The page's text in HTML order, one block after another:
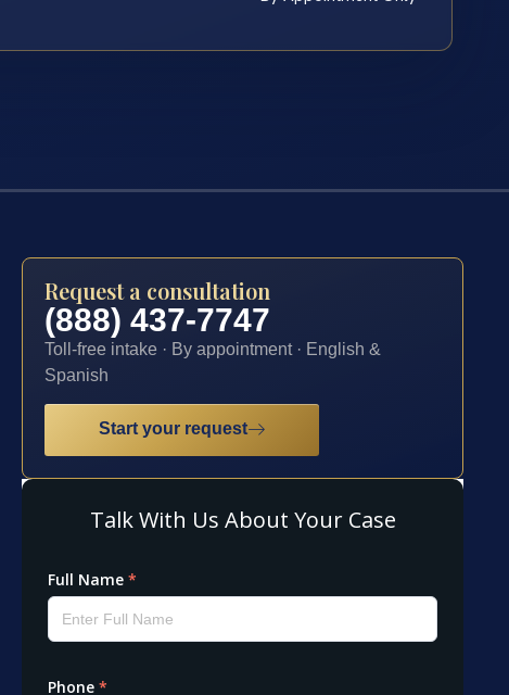
Request a consultation
(888) 437-7747
Toll-free intake · By appointment · English &
Spanish
Start your request